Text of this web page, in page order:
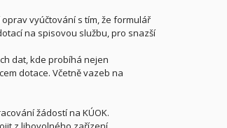
vyúčtování s tím, že formulář
na spisovou službu, pro snazší
dat, kde probíhá nejen
dotace. Včetně vazeb na
žádostí na KÚOK.